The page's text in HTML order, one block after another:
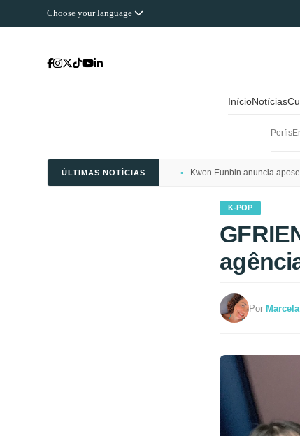
Choose your language
InícioNotícias
Perfis
ÚLTIMAS NOTÍCIAS Kwon Eunbin anuncia
K-POP
Por